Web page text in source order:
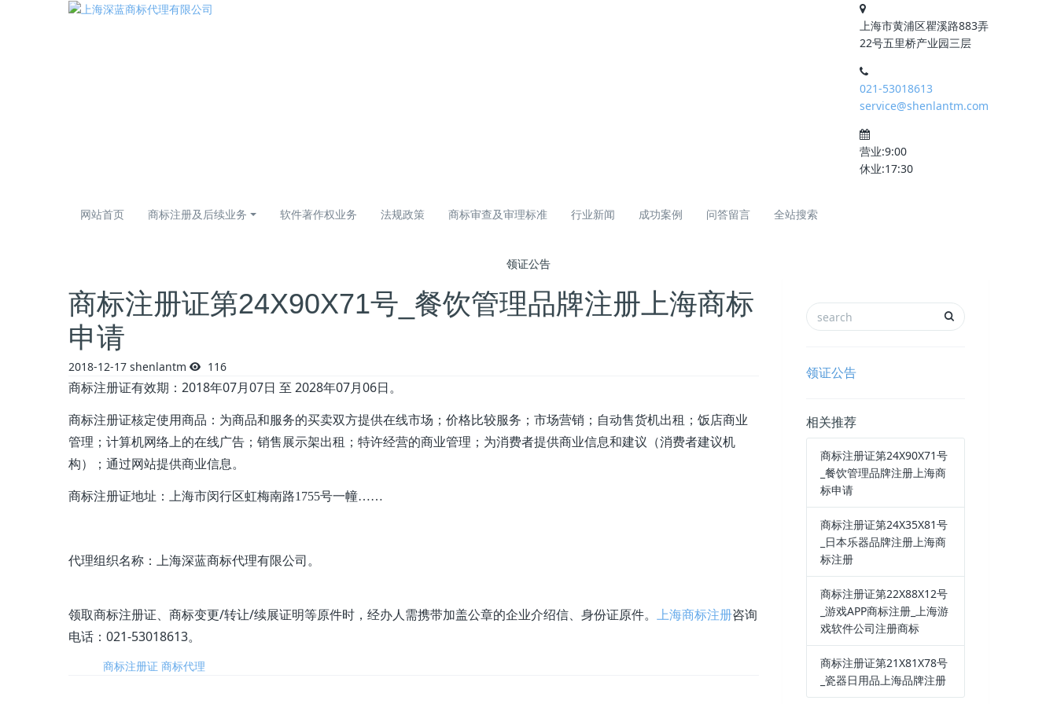
上海市黄浦区瞿溪路883弄
22号五里桥产业园三层
021-53018613
service@shenlantm.com
营业:9:00
休业:17:30
网站首页 商标注册及后续业务 软件著作权业务 法规政策 商标审查及审理标准 行业新闻 成功案例 问答留言 全站搜索
领证公告
商标注册证第24X90X71号_餐饮管理品牌注册上海商标
申请
2018-12-17 shenlantm 116
商标注册证有效期：2018年07月07日 至 2028年07月06日。
商标注册证核定使用商品：为商品和服务的买卖双方提供在线市场；价格比较服务；市场营销；自动售货机出租；饭店商业
管理；计算机网络上的在线广告；销售展示架出租；特许经营的商业管理；为消费者提供商业信息和建议（消费者建议机
构）；通过网站提供商业信息。
商标注册证地址：
上海市闵行区虹梅南路1755号一幢……
代理组织名称：上海深蓝商标代理有限公司。
领取商标注册证、商标变更/转让/续展证明等原件时，经办人需携带加盖公章的企业介绍信、身份证原件。 上海商标注册咨询
电话：021-53018613。
商标注册证 商标代理
领证公告
相关推荐
商标注册证第24X90X71号
_餐饮管理品牌注册上海商
标申请
商标注册证第24X35X81号
_日本乐器品牌注册上海商
标注册
商标注册证第22X88X12号
_游戏APP商标注册_上海游
戏软件公司注册商标
商标注册证第21X81X78号
_瓷器日用品上海品牌注册